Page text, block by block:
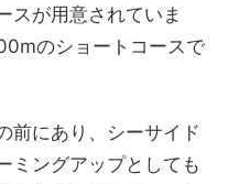
スが用意されていま
のショートコースで
前にあり、シーサイド
ミングアップとしても